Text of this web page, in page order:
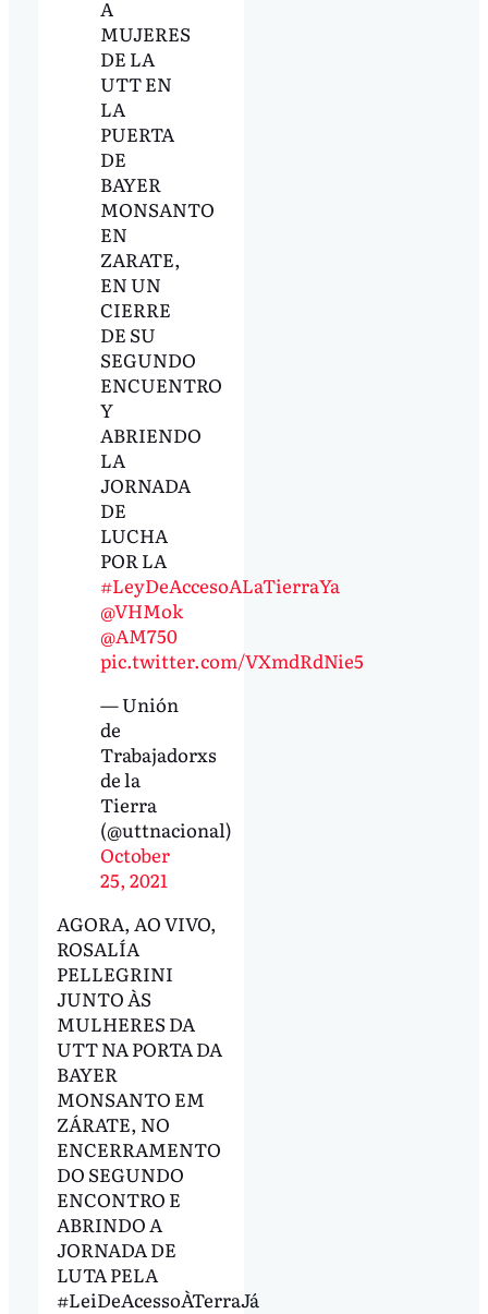
A
MUJERES
DE LA
UTT EN
LA
PUERTA
DE
BAYER
MONSANTO
EN
ZARATE,
EN UN
CIERRE
DE SU
SEGUNDO
ENCUENTRO
Y
ABRIENDO
LA
JORNADA
DE
LUCHA
POR LA
#LeyDeAccesoALaTierraYa
@VHMok
@AM750
pic.twitter.com/VXmdRdNie5
— Unión
de
Trabajadorxs
de la
Tierra
(@uttnacional)
October
25, 2021
AGORA, AO VIVO,
ROSALÍA
PELLEGRINI
JUNTO ÀS
MULHERES DA
UTT NA PORTA DA
BAYER
MONSANTO EM
ZÁRATE, NO
ENCERRAMENTO
DO SEGUNDO
ENCONTRO E
ABRINDO A
JORNADA DE
LUTA PELA
#LeiDeAcessoÀTerraJá